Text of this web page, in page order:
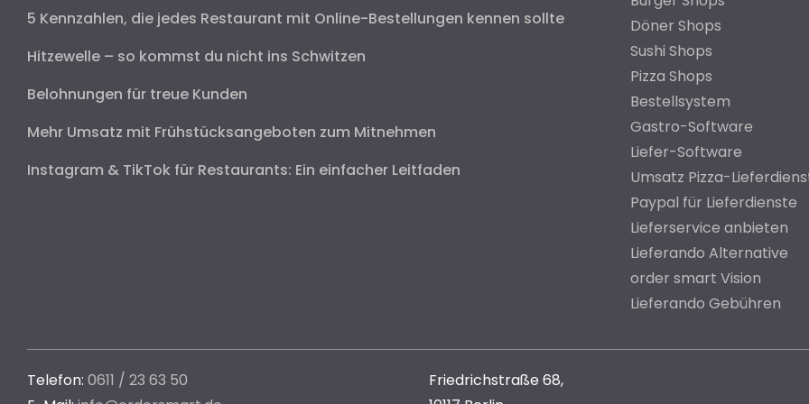
5 Kennzahlen, die jedes Restaurant mit Online-Bestellungen kennen sollte
Hitzewelle – so kommst du nicht ins Schwitzen
Belohnungen für treue Kunden
Mehr Umsatz mit Frühstücksangeboten zum Mitnehmen
Instagram & TikTok für Restaurants: Ein einfacher Leitfaden
Döner Shops
Sushi Shops
Pizza Shops
Bestellsystem
Gastro-Software
Liefer-Software
Umsatz Pizza-
Paypal für Lieferdienste
Lieferservice anbieten
Lieferando Alternative
order smart Vision
Lieferando Gebühren
Telefon: 0611 / 23 63 50
Friedrichstraße 68,